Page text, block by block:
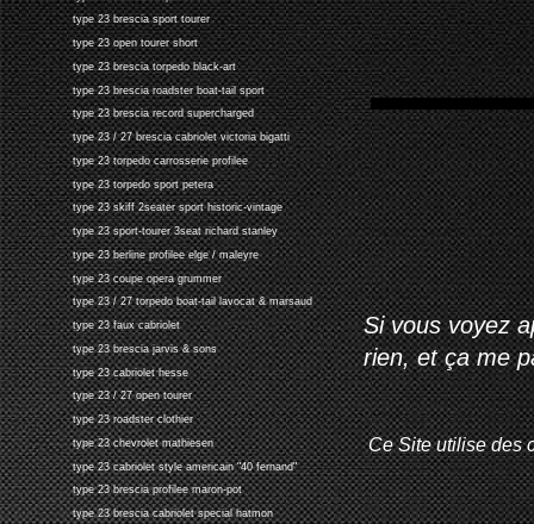
type 23 brescia sport tourer
type 23 open tourer short
type 23 brescia torpedo black-art
type 23 brescia roadster boat-tail sport
type 23 brescia record supercharged
type 23 / 27 brescia cabriolet victoria bigatti
type 23 torpedo carrosserie profilee
type 23 torpedo sport petera
type 23 skiff 2seater sport historic-vintage
type 23 sport-tourer 3seat richard stanley
type 23 berline profilee elge / maleyre
type 23 coupe opera grummer
type 23 / 27 torpedo boat-tail lavocat & marsaud
type 23 faux cabriolet
type 23 brescia jarvis & sons
type 23 cabriolet hesse
type 23 / 27 open tourer
type 23 roadster clothier
type 23 chevrolet mathiesen
type 23 cabriolet style americain "40 fernand"
type 23 brescia profilee maron-pot
type 23 brescia cabriolet special hatmon
Si vous voyez
rien, et ça me
Ce Site utilise des